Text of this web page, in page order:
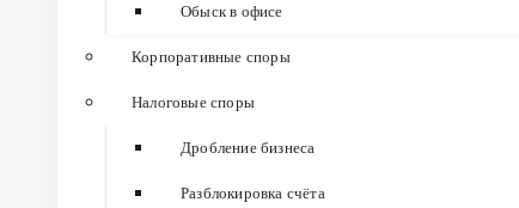
Обыск в офисе
Корпоративные споры
Налоговые споры
Дробление бизнеса
Разблокировка счёта